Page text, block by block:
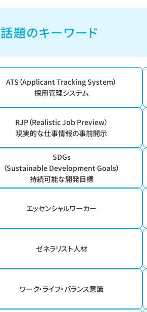
話題のキーワード
ATS（Applicant Tracking System）
採用管理システム
RJP（Realistic Job Preview）
現実的な仕事情報の事前開示
SDGs
（Sustainable Development Goals）
持続可能な開発目標
エッセンシャルワーカー
ゼネラリスト人材
ワーク・ライフ・バランス意識